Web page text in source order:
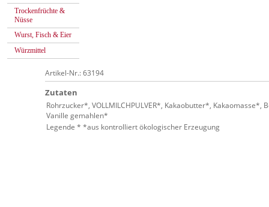
Trockenfrüchte &
Nüsse
Wurst, Fisch & Eier
Würzmittel
Artikel-Nr.: 63194
Zutaten
Rohrzucker*, VOLLMILCHPULVER*, Kakaobutter*, Kakaomasse*,
Vanille gemahlen*
Legende * *aus kontrolliert ökologischer Erzeugung